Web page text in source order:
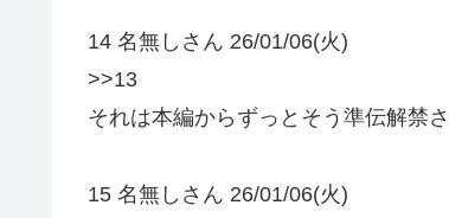
14 名無しさん 26/01/06(火)
>>13
それは本編からずっとそう準伝解禁
15 名無しさん 26/01/06(火)